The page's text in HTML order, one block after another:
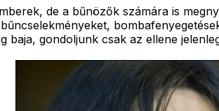
de a bűnözők számára is
baja, gondoljunk csak az ellene